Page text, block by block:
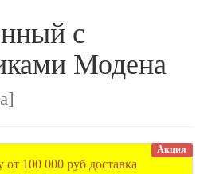
с
Модена
Акция
100 000 руб доставка